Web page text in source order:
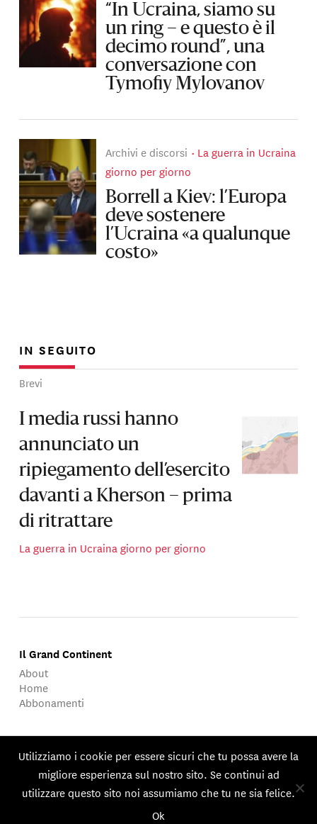
“In Ucraina, siamo su
un ring – e questo è il
decimo round”, una
conversazione con
Tymofiy Mylovanov
Archivi e discorsi
La guerra in Ucraina
giorno per giorno
Borrell a Kiev: l’Europa
deve sostenere
l’Ucraina «a qualunque
costo»
IN SEGUITO
Brevi
I media russi hanno
annunciato un
ripiegamento dell’esercito
davanti a Kherson – prima
di ritrattare
La guerra in Ucraina giorno per giorno
Il Grand Continent
About
Home
Abbonamenti
About
Published by Groupe d'Études Géopolitiques.
© 2026 GEG. Tutti i diritti riservati
Utilizziamo i cookie per essere sicuri che tu possa avere la
migliore esperienza sul nostro sito. Se continui ad
utilizzare questo sito noi assumiamo che tu ne sia felice.
Ok